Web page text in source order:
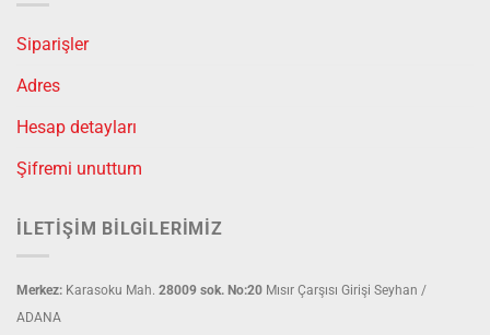
Siparişler
Adres
Hesap detayları
Şifremi unuttum
İLETIŞIM BILGILERIMIZ
Merkez: Karasoku Mah. 28009 sok. No:20 Mısır Çarşısı Girişi Seyhan /
ADANA